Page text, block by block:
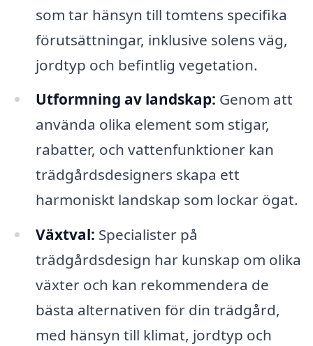
som tar hänsyn till tomtens specifika
förutsättningar, inklusive solens väg,
jordtyp och befintlig vegetation.
Utformning av landskap: Genom att
använda olika element som stigar,
rabatter, och vattenfunktioner kan
trädgårdsdesigners skapa ett
harmoniskt landskap som lockar ögat.
Växtval: Specialister på
trädgårdsdesign har kunskap om olika
växter och kan rekommendera de
bästa alternativen för din trädgård,
med hänsyn till klimat, jordtyp och